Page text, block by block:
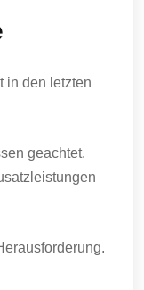
in den letzten
geachtet.